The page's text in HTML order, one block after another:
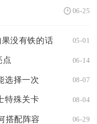
06-25
没有铁的话 05-01
点 06-14
选择一次 08-07
特殊关卡 08-04
搭配阵容 06-29